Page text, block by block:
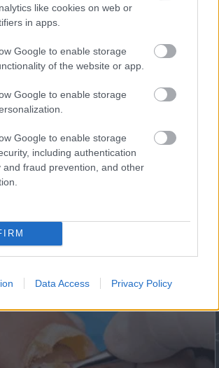
like cookies on web or
in apps.
Google to enable storage
of the website or app.
Google to enable storage
Google to enable storage
including authentication
and fraud prevention, and other
Data Access Privacy Policy
And It Dies From A Drop Of
Removes All Parasites From Your
Body!